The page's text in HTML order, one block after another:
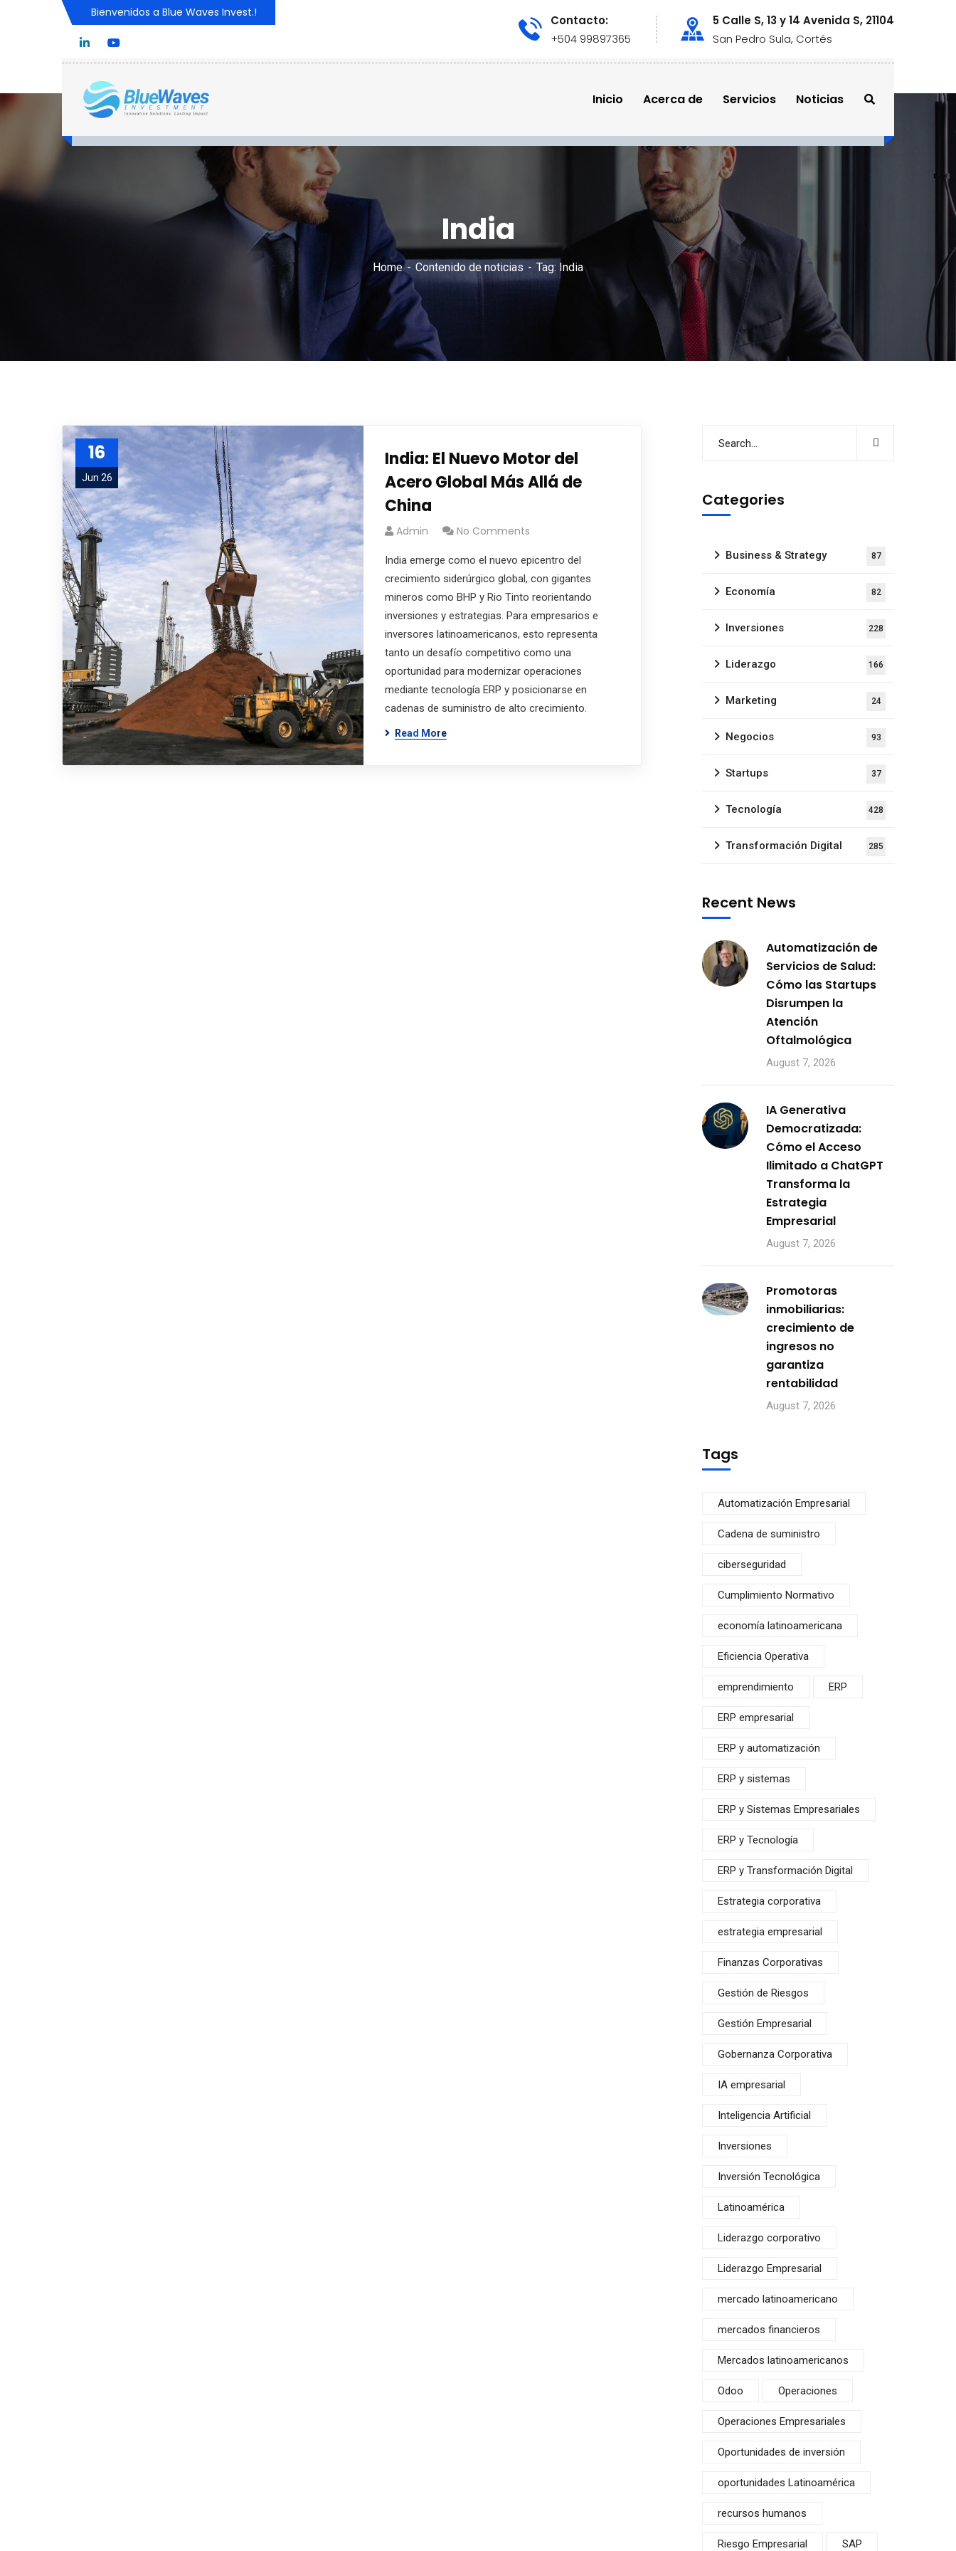
Bienvenidos a Blue Waves Invest.!
Contacto:
+504 99897365
5 Calle S, 13 y 14 Avenida S, 21104
San Pedro Sula, Cortés
Inicio Acerca de Servicios Noticias
India
Home Contenido de noticias Tag: India
16
Jun 26
India: El Nuevo Motor del
Acero Global Más Allá de
China
Admin No Comments
India emerge como el nuevo epicentro del
crecimiento siderúrgico global, con gigantes
mineros como BHP y Rio Tinto reorientando
inversiones y estrategias. Para empresarios e
inversores latinoamericanos, esto representa
tanto un desafío competitivo como una
oportunidad para modernizar operaciones
mediante tecnología ERP y posicionarse en
cadenas de suministro de alto crecimiento.
Read More
Categories
Business & Strategy 87
Economía 82
Inversiones 228
Liderazgo 166
Marketing 24
Negocios 93
Startups 37
Tecnología 428
Transformación Digital 285
Recent News
Automatización de
Servicios de Salud:
Cómo las Startups
Disrumpen la
Atención
Oftalmológica
August 7, 2026
IA Generativa
Democratizada:
Cómo el Acceso
Ilimitado a ChatGPT
Transforma la
Estrategia
Empresarial
August 7, 2026
Promotoras
inmobiliarias:
crecimiento de
ingresos no
garantiza
rentabilidad
August 7, 2026
Tags
Automatización Empresarial
Cadena de suministro
ciberseguridad
Cumplimiento Normativo
economía latinoamericana
Eficiencia Operativa
emprendimiento ERP
ERP empresarial
ERP y automatización
ERP y sistemas
ERP y Sistemas Empresariales
ERP y Tecnología
ERP y Transformación Digital
Estrategia corporativa
estrategia empresarial
Finanzas Corporativas
Gestión de Riesgos
Gestión Empresarial
Gobernanza Corporativa
IA empresarial
Inteligencia Artificial
Inversiones
Inversión Tecnológica
Latinoamérica
Liderazgo corporativo
Liderazgo Empresarial
mercado latinoamericano
mercados financieros
Mercados latinoamericanos
Odoo Operaciones
Operaciones Empresariales
Oportunidades de inversión
oportunidades Latinoamérica
recursos humanos
Riesgo Empresarial SAP